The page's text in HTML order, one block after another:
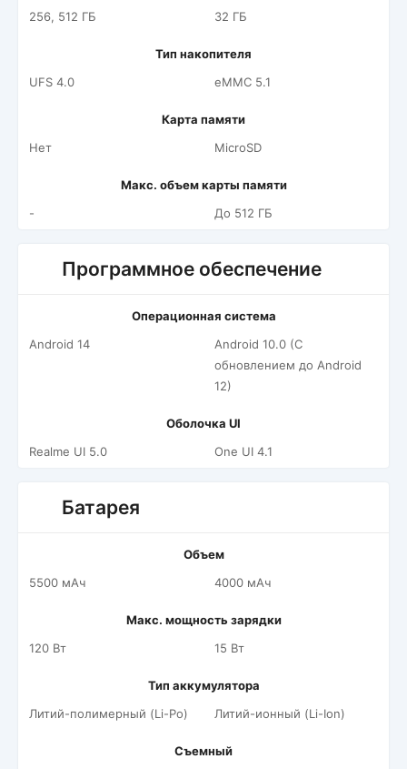
256, 512 ГБ
32 ГБ
Тип накопителя
UFS 4.0
eMMC 5.1
Карта памяти
Нет
MicroSD
Макс. объем карты памяти
-
До 512 ГБ
Программное обеспечение
Операционная система
Android 14
Android 10.0 (С
обновлением до Android
12)
Оболочка UI
Realme UI 5.0
One UI 4.1
Батарея
Объем
5500 мАч
4000 мАч
Макс. мощность зарядки
120 Вт
15 Вт
Тип аккумулятора
Литий-полимерный (Li-Po)
Литий-ионный (Li-Ion)
Съемный